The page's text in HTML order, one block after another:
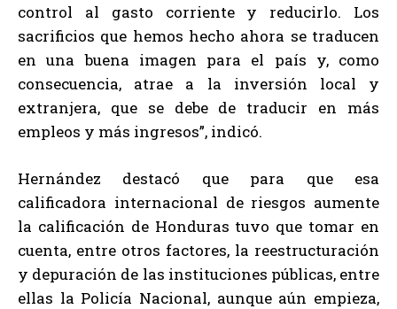
control al gasto corriente y reducirlo. Los
sacrificios que hemos hecho ahora se traducen
en una buena imagen para el país y, como
consecuencia, atrae a la inversión local y
extranjera, que se debe de traducir en más
empleos y más ingresos”, indicó.
Hernández destacó que para que esa
calificadora internacional de riesgos aumente
la calificación de Honduras tuvo que tomar en
cuenta, entre otros factores, la reestructuración
y depuración de las instituciones públicas, entre
ellas la Policía Nacional, aunque aún empieza,